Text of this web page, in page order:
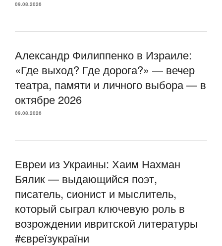
09.08.2026
Александр Филиппенко в Израиле:
«Где выход? Где дорога?» — вечер
театра, памяти и личного выбора — в
октябре 2026
09.08.2026
Евреи из Украины: Хаим Нахман
Бялик — выдающийся поэт,
писатель, сионист и мыслитель,
который сыграл ключевую роль в
возрождении ивритской литературы
#євреїзукраїни